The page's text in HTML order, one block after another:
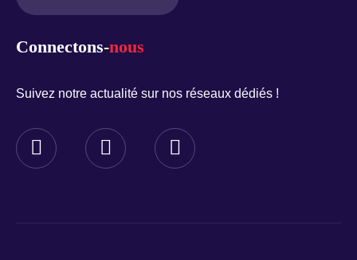
Connectons-nous
Suivez notre actualité sur nos réseaux dédiés !